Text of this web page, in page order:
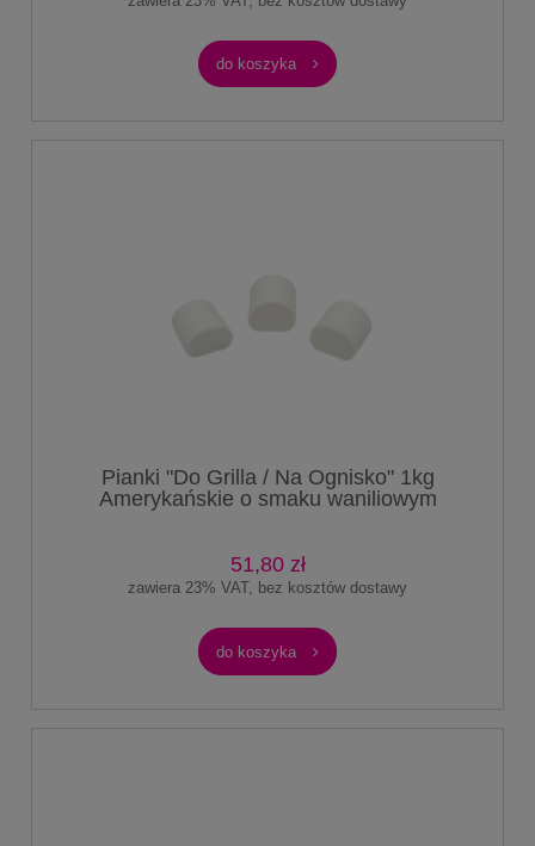
do koszyka
Pianki "Do Grilla / Na Ognisko" 1kg
Amerykańskie o smaku waniliowym
51,80 zł
zawiera 23% VAT, bez kosztów dostawy
do koszyka